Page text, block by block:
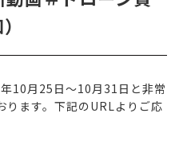
10月25日～10月31日と非常
ります。下記のURLよりご応